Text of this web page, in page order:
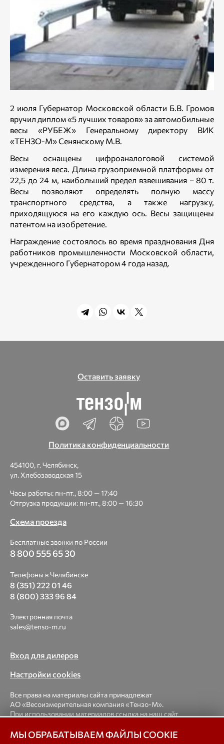
2 июля Губернатор Московской области Б.В. Громов
вручил диплом «5 лучших товаров» за автомобильные
весы «РУБЕЖ» Генеральному директору ВИК
«ТЕНЗО-М» Сенянскому М.В.
Весы оснащены цифроаналоговой системой
измерения веса. Длина грузоприемной платформы от
22,5 до 24 м, наибольший предел взвешивания – 80 т.
Весы позволяют определять полную массу
транспортного средства, а также нагрузку,
приходящуюся на его каждую ось. Весы защищены
патентом на изобретение.
Награждение состоялось во время празднования Дня
работников промышленности Московской области,
учрежденного Губернатором 4 года назад.
Оставить заявку
Политика конфиденциальности
454100, г. Челябинск,
ул. Хлебозаводская 15
Часы работы: пн-пт., 8:00 — 17:40
Отгрузка продукции: пн-пт., 8:00 — 16:30
Схема проезда
Бесплатные звонки по России
8 800 555 65 30
Телефоны в Челябинске
8 (351) 222 01 46
8 (800) 333 96 84
Электронная почта
sales@tenso-m.ru
Вход для дилеров
Настройки cookies
Все права на материалы сайта принадлежат
АО «Весоизмерительная компания «Тензо-М».
При использовании материалов ссылка на наш сайт
МЫ ОБРАБАТЫВАЕМ ФАЙЛЫ COOKIE